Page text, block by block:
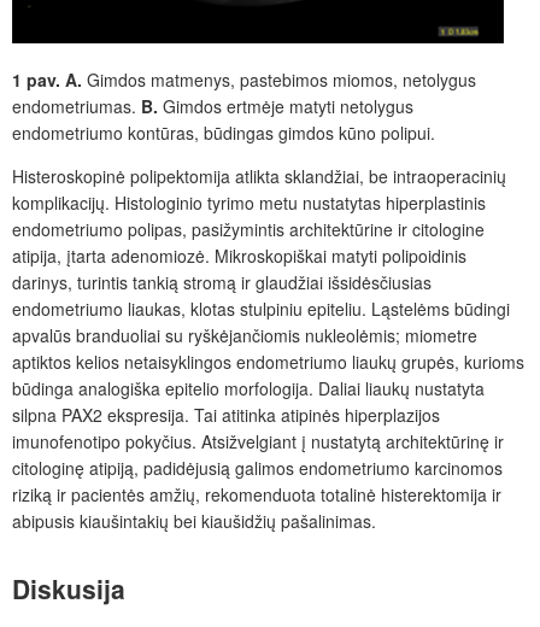
1 pav. A. Gimdos matmenys, pastebimos miomos, netolygus
endometriumas. B. Gimdos ertmėje matyti netolygus
endometriumo kontūras, būdingas gimdos kūno polipui.
Histeroskopinė polipektomija atlikta sklandžiai, be intraoperacinių
komplikacijų. Histologinio tyrimo metu nustatytas hiperplastinis
endometriumo polipas, pasižymintis architektūrine ir citologine
atipija, įtarta adenomiozė. Mikroskopiškai matyti polipoidinis
darinys, turintis tankią stromą ir glaudžiai išsidėsčiusias
endometriumo liaukas, klotas stulpiniu epiteliu. Ląstelėms būdingi
apvalūs branduoliai su ryškėjančiomis nukleolėmis; miometre
aptiktos kelios netaisyklingos endometriumo liaukų grupės, kurioms
būdinga analogiška epitelio morfologija. Daliai liaukų nustatyta
silpna PAX2 ekspresija. Tai atitinka atipinės hiperplazijos
imunofenotipo pokyčius. Atsižvelgiant į nustatytą architektūrinę ir
citologinę atipiją, padidėjusią galimos endometriumo karcinomos
riziką ir pacientės amžių, rekomenduota totalinė histerektomija ir
abipusis kiaušintakių bei kiaušidžių pašalinimas.
Diskusija